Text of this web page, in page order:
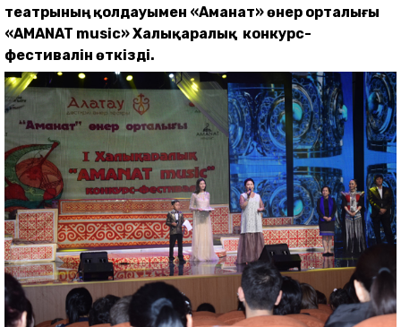
театрының қолдауымен «Аманат» өнер орталығы
«AMANAT musiс» Халықаралық конкурс-
фестивалін өткізді.